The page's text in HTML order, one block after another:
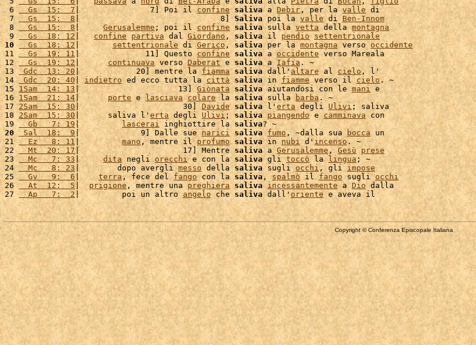
6
  Gs  15:  7
|               7] Poi il confine saliva a Debir , per la valle di
7
  Gs  15:  8
|                              8] Saliva poi la valle di Ben-Innom
8
  Gs  15:  8
| Gerusalemme ; poi il confine saliva sulla vetta della montagna
9
  Gs  18: 12
| confine partiva dal Giordano , saliva il pendio settentrionale
10
  Gs  18: 12
| settentrionale di Gerico , saliva per la montagna verso occidente
11
  Gs  19: 11
|              11] Questo confine saliva a occidente verso Mareala
12
  Gs  19: 12
| continuava verso Daberat e saliva a Iafia. ~
13
Gdc  13: 20|            20] mentre la fiamma saliva dall'altare al cielo , l'
14 Gdc  20: 40 | indietro ed ecco tutta la città saliva in fiamme verso il cielo. ~
15 1Sam  14: 13 |                     13] Giònata saliva aiutandosi con le mani e
16 1Sam  21: 14 | porte e lasciava colare la saliva sulla barba. ~
17 2Sam  15: 30|                      30] Davide saliva l'erta degli Ulivi ; saliva
18 2Sam  15: 30 |      saliva l' erta degli Ulivi ; saliva piangendo e camminava con
19
  Gb   7: 19
| lascerai inghiottire la saliva
20 Sal  18:  9 |             9] Dalle sue narici saliva fumo , ~dalla sua bocca un
21
  Ez   8: 11
| mano , mentre il profumo saliva in nubi d' incenso . ~
22
  Mt  20: 17
|                      17] Mentre saliva a Gerusalemme, Gesù prese
23
  Mc   7: 33
| dita negli orecchi e con la saliva gli toccò la lingua ; ~
24
  Mc   8: 23
|        dopo avergli messo della saliva sugli occhi , gli impose
25
  Gv   9:  6
| terra, fece del fango con la saliva , spalmò il fango sugli occhi
26
  At  12:  5
| prigione , mentre una preghiera saliva incessantemente a Dio dalla
27
  Ap   7:  2
|         poi un altro angelo che saliva dall' oriente
Copyright © Conferenza Episcopale Italiana